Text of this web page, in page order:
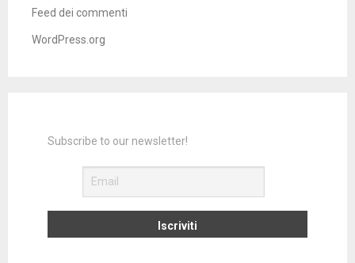
Feed dei commenti
WordPress.org
Subscribe to our newsletter!